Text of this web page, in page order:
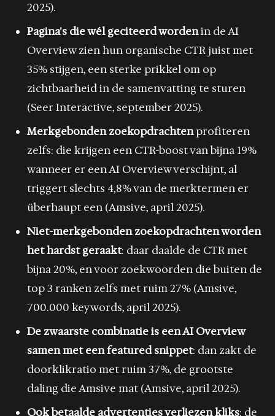
2025).
Pagina's die wél geciteerd wordenin de AI
Overview zien hun organische CTR juist met
35% stijgen, een sterke prikkel om op
zichtbaarheid in de samenvatting te sturen
(Seer Interactive, september 2025).
Merkgebonden zoekopdrachtenprofiteren
zelfs: die krijgen een CTR-boost van bijna 19%
wanneer er een AI Overview verschijnt, al
triggert slechts 4,8% van de merktermen er
überhaupt een (Amsive, april 2025).
Niet-merkgebonden zoekopdrachten worden
het hardst geraakt: daar daalde de CTR met
bijna 20%, en voor zoekwoorden die buiten de
top 3 ranken zelfs met ruim 27% (Amsive,
700.000 keywords, april 2025).
De zwaarste combinatie is een AI Overview
samen met een featured snippet: dan zakt de
doorklikratio met ruim 37%, de grootste
daling die Amsive mat (Amsive, april 2025).
Ook betaalde advertenties verliezen kliks: de